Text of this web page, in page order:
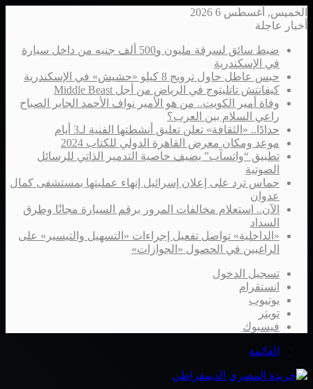
الخميس, أغسطس 6 2026
أخبار عاجلة
ضبط سائق لسرقة مليون و500 ألف جنيه من داخل سيارة
في الإسكندرية
حبس عاطل حاول ترويج 8 كيلو «حشيش» في الإسكندرية
كيفانتش تاتليتوج في الرياض من أجل Middle Beast
وفاة أمير الكويت.. من هو الأمير نواف الأحمد الجابر الصباح
راعي السلام بين العرب؟
حدادًا.. «الثقافة» تعلن تعليق أنشطتها الفنية لـ3 أيام
موعد ومكان معرض القاهرة الدولي للكتاب 2024
تطبيق “واتسآب” يضيف خاصية التدمير الذاتي للرسائل
الصوتية
حماس ترد على إعلان إسرائيل إنهاء عمليتها بمستشفى كمال
عدوان
الآن.. استعلام مخالفات المرور برقم السيارة مجانًا وطرق
السداد
«الداخلية» تواصل تفعيل إجراءات «التسهيل والتيسير» على
الراغبين في الحصول «الجوازات»
تسجيل الدخول
انستقرام
يوتيوب
تويتر
فيسبوك
القائمة